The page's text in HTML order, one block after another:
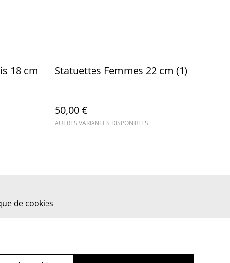
18 cm Statuettes Femmes 22 cm (1)
50,00 €
AUTRES VARIANTES DISPONIBLES
de cookies